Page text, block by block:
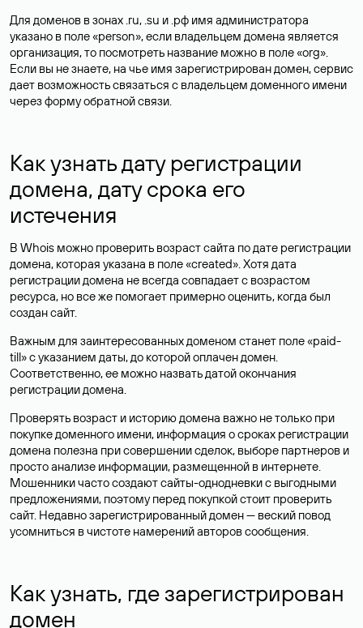
Для доменов в зонах .ru, .su и .рф имя администратора
указано в поле «person», если владельцем домена является
организация, то посмотреть название можно в поле «org».
Если вы не знаете, на чье имя зарегистрирован домен, сервис
дает возможность связаться с владельцем доменного имени
через форму обратной связи.
Как узнать дату регистрации
домена, дату срока его
истечения
В Whois можно проверить возраст сайта по дате регистрации
домена, которая указана в поле «created». Хотя дата
регистрации домена не всегда совпадает с возрастом
ресурса, но все же помогает примерно оценить, когда был
создан сайт.
Важным для заинтересованных доменом станет поле «paid-
till» с указанием даты, до которой оплачен домен.
Соответственно, ее можно назвать датой окончания
регистрации домена.
Проверять возраст и историю домена важно не только при
покупке доменного имени, информация о сроках регистрации
домена полезна при совершении сделок, выборе партнеров и
просто анализе информации, размещенной в интернете.
Мошенники часто создают сайты-однодневки с выгодными
предложениями, поэтому перед покупкой стоит проверить
сайт. Недавно зарегистрированный домен — веский повод
усомниться в чистоте намерений авторов сообщения.
Как узнать, где зарегистрирован
домен